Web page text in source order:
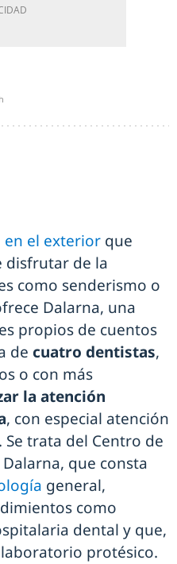
en el exterior que
disfrutar de la
como senderismo o
Dalarna, una
propios de cuentos
de cuatro dentistas,
o con más
la atención
, con especial atención
. Se trata del Centro de
que consta
general,
como
dental y que,
protésico.